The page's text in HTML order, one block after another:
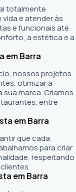
totalmente
e atender às
e funcionais até
a estética e a
em Barra
, nossos projetos
otimizar a
marca. Criamos
entre
em Barra
que cada
para criar
respeitando
em Barra